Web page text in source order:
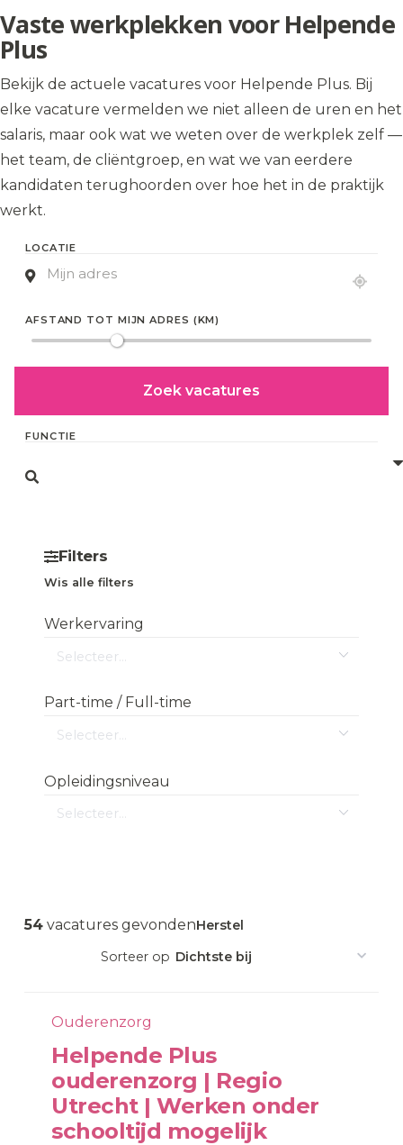
Vaste werkplekken voor Helpende
Plus
Bekijk de actuele vacatures voor Helpende Plus. Bij
elke vacature vermelden we niet alleen de uren en het
salaris, maar ook wat we weten over de werkplek zelf —
het team, de cliëntgroep, en wat we van eerdere
kandidaten terughoorden over hoe het in de praktijk
werkt.
AFSTAND TOT MIJN ADRES (KM)
Zoek vacatures
Filters
Wis alle filters
Werkervaring
Part-time / Full-time
Opleidingsniveau
54vacatures gevondenHerstel
Ouderenzorg
Helpende Plus
ouderenzorg | Regio
Utrecht | Werken onder
schooltijd mogelijk